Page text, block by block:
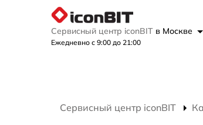
Сервисный центр iconBIT в Москве
Ежедневно с 9:00 до 21:00
Сервисный центр iconBIT